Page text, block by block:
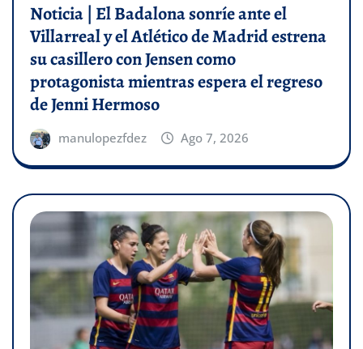
Noticia | El Badalona sonríe ante el
Villarreal y el Atlético de Madrid estrena
su casillero con Jensen como
protagonista mientras espera el regreso
de Jenni Hermoso
manulopezfdez Ago 7, 2026